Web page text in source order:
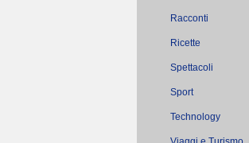
Racconti
Ricette
Spettacoli
Sport
Technology